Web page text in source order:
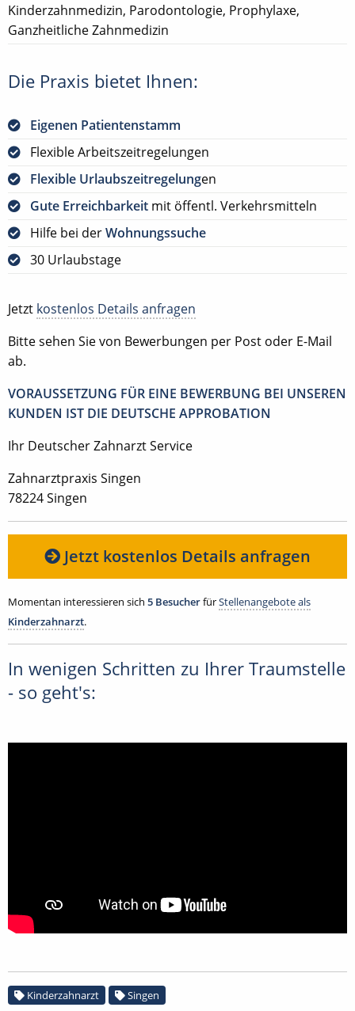
Kinderzahnmedizin, Parodontologie, Prophylaxe,
Ganzheitliche Zahnmedizin
Die Praxis bietet Ihnen:
Eigenen Patientenstamm
Flexible Arbeitszeitregelungen
Flexible Urlaubszeitregelungen
Gute Erreichbarkeit mit öffentl. Verkehrsmitteln
Hilfe bei derWohnungssuche
30 Urlaubstage
Jetzt kostenlos Details anfragen
Bitte sehen Sie von Bewerbungen per Post oder E-Mail
ab.
VORAUSSETZUNG FÜR EINE BEWERBUNG BEI UNSEREN
KUNDEN IST DIE DEUTSCHE APPROBATION
Ihr Deutscher Zahnarzt Service
Zahnarztpraxis Singen
78224 Singen
Jetzt kostenlos Details anfragen
Momentan interessieren sich 5 BesucherfürStellenangebote als
Kinderzahnarzt.
In wenigen Schritten zu Ihrer Traumstelle
- so geht's:
Kinderzahnarzt Singen